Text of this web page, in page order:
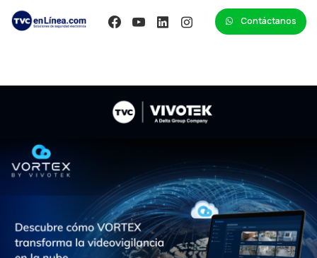
Contáctanos